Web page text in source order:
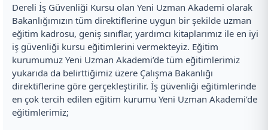
Dereli İş Güvenliği Kursu olan Yeni Uzman Akademi olarak
Bakanlığımızın tüm direktiflerine uygun bir şekilde uzman
eğitim kadrosu, geniş sınıflar, yardımcı kitaplarımız ile en iyi
iş güvenliği kursu eğitimlerini vermekteyiz. Eğitim
kurumumuz Yeni Uzman Akademi’de tüm eğitimlerimiz
yukarıda da belirttiğimiz üzere Çalışma Bakanlığı
direktiflerine göre gerçekleştirilir. İş güvenliği eğitimlerinde
en çok tercih edilen eğitim kurumu Yeni Uzman Akademi’de
eğitimlerimiz;